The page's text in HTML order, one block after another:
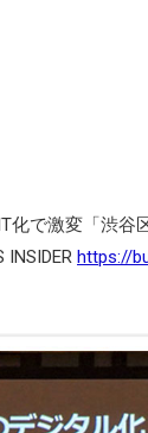
で激変「渋谷
INSIDER https://